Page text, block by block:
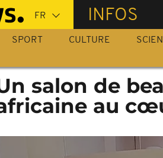
INFOS
SPORT CULTURE
salon de
au